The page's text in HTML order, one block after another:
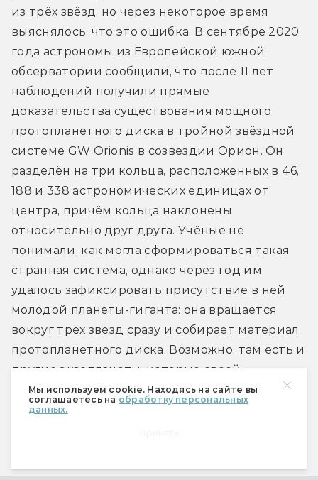
Мы используем cookie. Находясь на сайте вы
соглашаетесь на обработку персональных
данных.
из трёх звёзд, но через некоторое время
выяснялось, что это ошибка. В сентябре 2020
года астрономы из Европейской южной
обсерватории сообщили, что после 11 лет
наблюдений получили прямые
доказательства существования мощного
протопланетного диска в тройной звёздной
системе GW Orionis в созвездии Орион. Он
разделён на три кольца, расположенных в 46,
188 и 338 астрономических единицах от
центра, причём кольца наклонены
относительно друг друга. Учёные не
понимали, как могла сформироваться такая
странная система, однако через год им
удалось зафиксировать присутствие в ней
молодой планеты-гиганта: она вращается
вокруг трёх звёзд сразу и собирает материал
протопланетного диска. Возможно, там есть и
другие экзопланеты, которые своей
гравитацией придали кольцам столь
специфическую форму.